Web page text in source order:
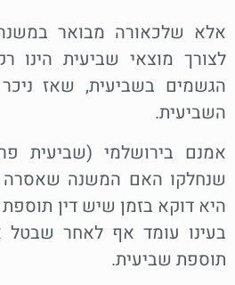
אלא שלכאורה מבואר
לצורך מוצאי שביעית
הגשמים בשביעית, שאז
השביעית.
אמנם בירושלמי (שביעית
שנחלקו האם המשנה שאסרה
היא דוקא בזמן שיש דין
בעינו עומד אף לאחר שבטל
תוספת שביעית.